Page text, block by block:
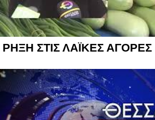
ΡΗΞΗ ΣΤΙΣ ΛΑΪΚΕΣ ΑΓΟΡΕΣ